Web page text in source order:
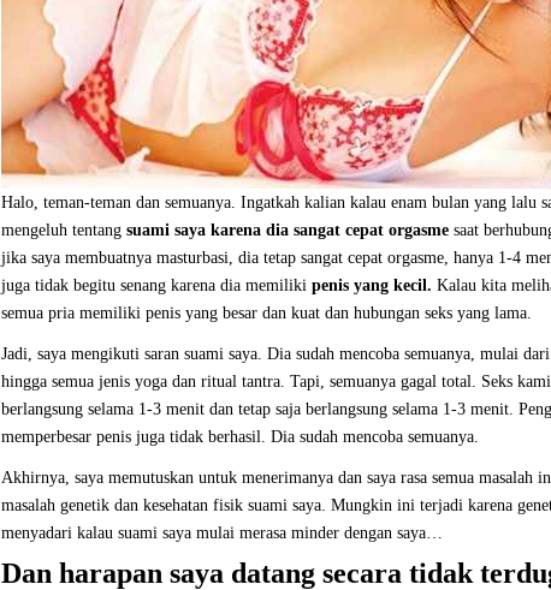
Halo, teman-teman dan semuanya. Ingatkah kalian kalau enam bulan yang lalu
mengeluh tentang suami saya karena dia sangat cepat orgasme saat
jika saya membuatnya masturbasi, dia tetap sangat cepat orgasme, hanya 1-4
juga tidak begitu senang karena dia memiliki penis yang kecil. Kalau kita
semua pria memiliki penis yang besar dan kuat dan hubungan seks yang lama.
Jadi, saya mengikuti saran suami saya. Dia sudah mencoba semuanya, mulai
hingga semua jenis yoga dan ritual tantra. Tapi, semuanya gagal total. Seks
berlangsung selama 1-3 menit dan tetap saja berlangsung selama 1-3 menit.
memperbesar penis juga tidak berhasil. Dia sudah mencoba semuanya.
Akhirnya, saya memutuskan untuk menerimanya dan saya rasa semua masalah
masalah genetik dan kesehatan fisik suami saya. Mungkin ini terjadi karena
menyadari kalau suami saya mulai merasa minder dengan saya…
Dan harapan saya datang secara tidak